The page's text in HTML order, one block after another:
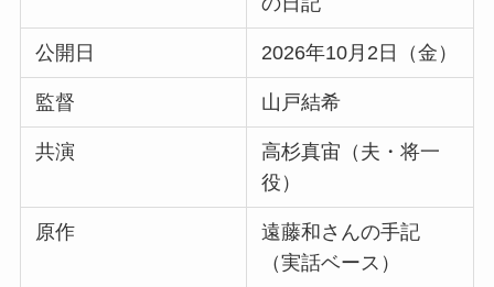
公開日 2026年10月2日（金）
監督 山戸結希
共演
高杉真宙（夫・将一
役）
原作
遠藤和さんの手記
（実話ベース）